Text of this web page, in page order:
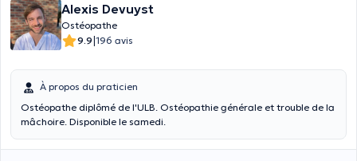
Alexis Devuyst
Ostéopathe
9.9|196 avis
À propos du praticien
Ostéopathe diplômé de l'ULB. Ostéopathie générale et trouble de la
mâchoire. Disponible le samedi.